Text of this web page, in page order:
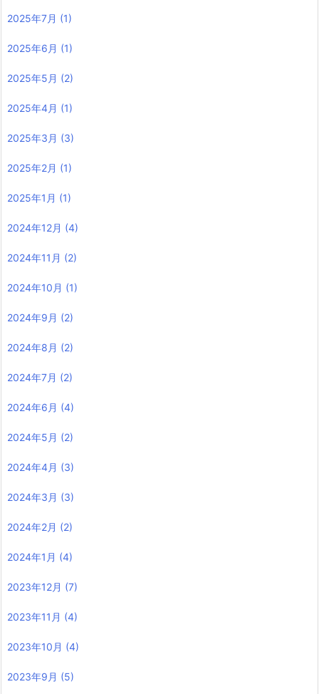
2025年7月 (1)
2025年6月 (1)
2025年5月 (2)
2025年4月 (1)
2025年3月 (3)
2025年2月 (1)
2025年1月 (1)
2024年12月 (4)
2024年11月 (2)
2024年10月 (1)
2024年9月 (2)
2024年8月 (2)
2024年7月 (2)
2024年6月 (4)
2024年5月 (2)
2024年4月 (3)
2024年3月 (3)
2024年2月 (2)
2024年1月 (4)
2023年12月 (7)
2023年11月 (4)
2023年10月 (4)
2023年9月 (5)